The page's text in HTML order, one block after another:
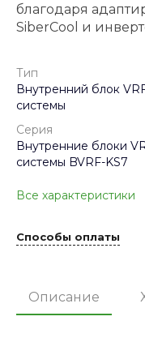
благодаря
SiberCool и
Тип
Внутренний блок
системы
Серия
Внутренние блоки
системы BVRF-KS7
Все характеристики
Способы оплаты
Описание